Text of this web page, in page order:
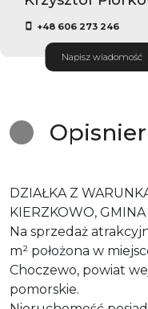
+48 606 273 246
Napisz wiadomość
Opis
DZIAŁKA Z
KIERZKOWO,
Na sprzedaż
m² położona w
Choczewo, powiat
pomorskie.